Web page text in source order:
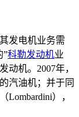
发电机业务需
”科勒发动机业
动机。2007年，
汽油机；并于同
），